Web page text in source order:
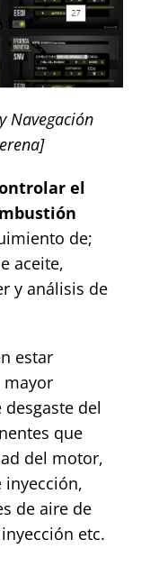
Navegación
el
de;
aceite,
y análisis de
estar
mayor
del
que
del motor,
inyección,
de aire de
etc.